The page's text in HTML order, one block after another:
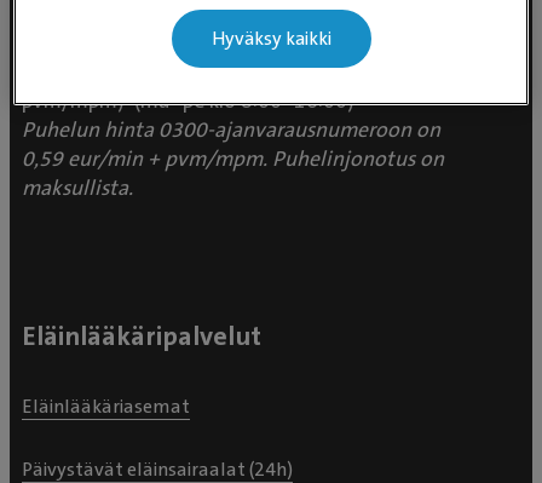
Valtakunnallinen asiakaspalvelu:
p. 0300 484 789 (0,59€/min +
pvm/mpm) (ma–pe klo 8:00–16:00)
Puhelun hinta 0300-ajanvarausnumeroon on
0,59 eur/min + pvm/mpm. Puhelinjonotus on
maksullista.
Eläinlääkäripalvelut
Eläinlääkäriasemat
Päivystävät eläinsairaalat (24h)
Hyväksy kaikki